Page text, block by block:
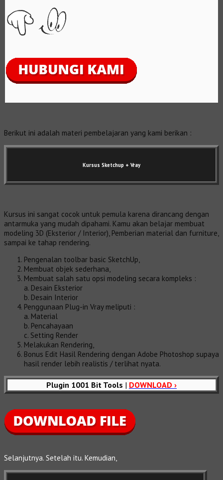
Berikut ini adalah materi pembelajaran yang kami berikan :
Kursus Sketchup + Vray
Kursus ini sangat cocok untuk pemula karena dirancang dengan
antarmuka yang mudah dipahami. Kamu akan belajar membuat
modeling 3D (Eksterior / Interior), Pemberian material dan furniture,
sampai ke tahap rendering.
Pengenalan toolbar basic SketchUp,
Membuat objek sederhana,
Membuat salah satu opsi modeling secara kompleks :
a. Desain Eksterior
b. Desain Interior
Penggunaan Plug-in Vray meliputi :
a. Material
b. Pencahayaan
c. Setting Render
Melakukan Rendering,
Bonus Edit Hasil Rendering dengan Adobe Photoshop supaya
hasil render lebih realistis / terlihat nyata.
Plugin 1001 Bit Tools | DOWNLOAD ›
Selanjutnya. Setelah itu. Kemudian,